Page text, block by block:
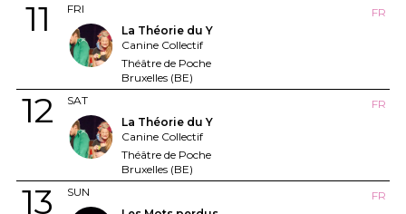
FRI
11
FR
La Théorie du Y
Canine Collectif
Théâtre de Poche
Bruxelles (BE)
SAT
12
FR
La Théorie du Y
Canine Collectif
Théâtre de Poche
Bruxelles (BE)
SUN
13
FR